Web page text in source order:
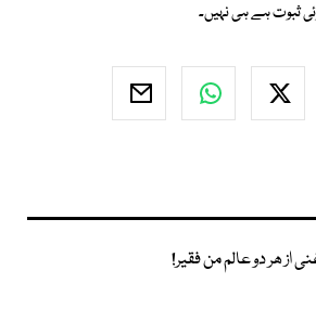
ثبوت ہے ہی نہیں۔
از ھر دو عالم من فقیر!